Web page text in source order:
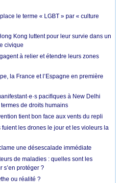
le terme « LGBT » par « culture
Kong luttent pour leur survie dans un
civique
à relier et étendre leurs zones
la France et l’Espagne en première
pacifiques à New Delhi
de droits humains
tient bon face aux vents du repli
les drones le jour et les violeurs la
une désescalade immédiate
de maladies : quelles sont les
s’en protéger ?
ou réalité ?